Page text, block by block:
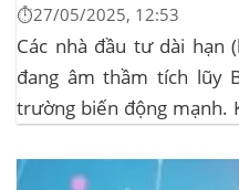
⏱️27/05/2025, 12:53
Các nhà đầu tư dài hạn
đang âm thầm tích lũy
trường biến động mạnh.
khiến hơn 185 triệu USD